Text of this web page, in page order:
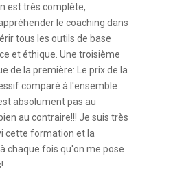
est très complète,
le coaching dans
tous les outils de base
et éthique. Une troisième
de la première: Le prix de la
comparé à l'ensemble
absolument pas au
au contraire!!! Je suis très
cette formation et la
chaque fois qu'on me pose